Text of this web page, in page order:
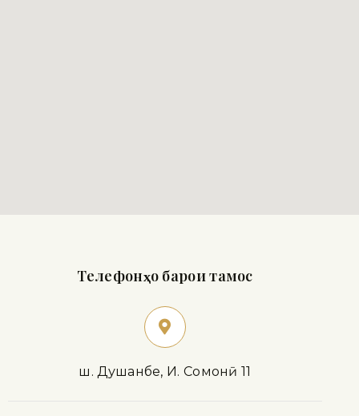
Телефонҳо барои тамос
ш. Душанбе, И. Сомонӣ 11